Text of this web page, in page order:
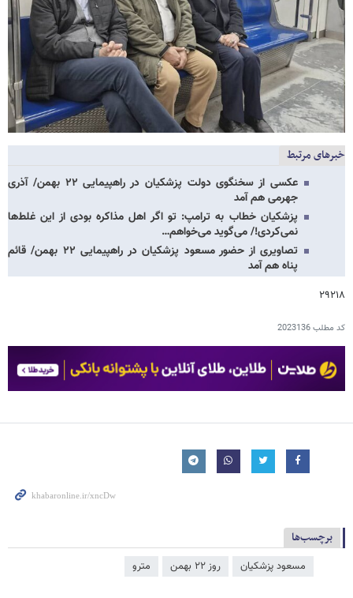
خبرهای مرتبط
عکسی از سخنگوی دولت پزشکیان در راهپیمایی ۲۲ بهمن/ آذری
جهرمی هم آمد
پزشکیان خطاب به ترامپ: تو اگر اهل مذاکره بودی از این غلط‌ها
نمی‌کردی!/ می‌گوید می‌خواهم…
تصاویری از حضور مسعود پزشکیان در راهپیمایی ۲۲ بهمن/ قائم
پناه هم آمد
۲۹۲۱۸
کد مطلب2023136
برچسب‌ها
مسعود پزشکیان روز ۲۲ بهمن مترو